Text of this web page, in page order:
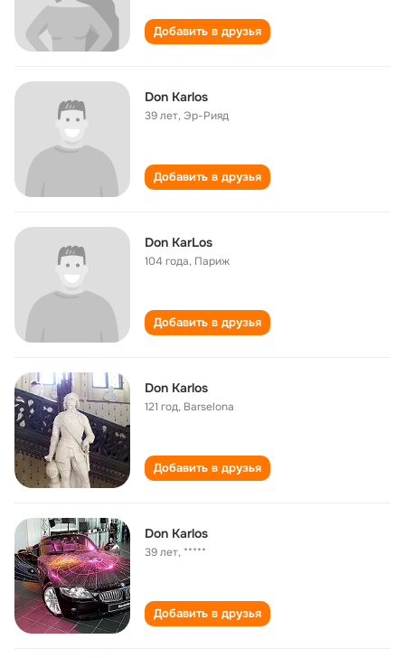
Добавить в друзья
Don Karlos
39 лет, Эр-Рияд
Добавить в друзья
Don KarLos
104 года, Париж
Добавить в друзья
Don Karlos
121 год, Barselona
Добавить в друзья
Don Karlos
39 лет, *****
Добавить в друзья